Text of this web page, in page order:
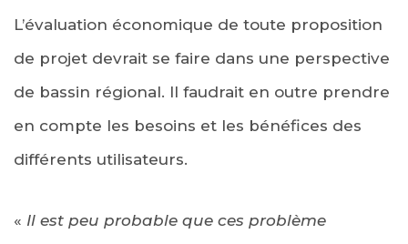
L’évaluation économique de toute proposition
de projet devrait se faire dans une perspective
de bassin régional. Il faudrait en outre prendre
en compte les besoins et les bénéfices des
différents utilisateurs.
« Il est peu probable que ces problème